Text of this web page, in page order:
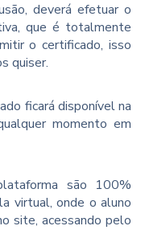
deverá efetuar o
que é totalmente
o certificado, isso
quiser.
ficará disponível na
momento em
são 100%
virtual, onde o aluno
site, acessando pelo